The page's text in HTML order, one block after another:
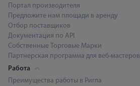
Портал производителя
Предложите нам площади в аренду
Отбор поставщиков
Документация по API
Собственные Торговые Марки
Партнерская программа для веб-мастеров
Работа
Преимущества работы в Ригла